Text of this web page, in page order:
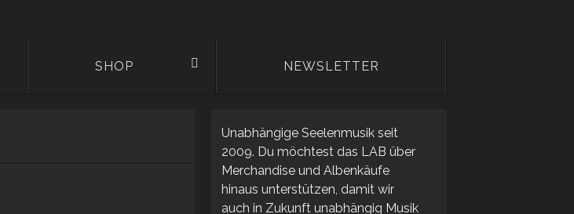
SHOP NEWSLETTER
Unabhängige Seelenmusik seit
2009. Du möchtest das LAB über
Merchandise und Albenkäufe
hinaus unterstützen, damit wir
auch in Zukunft unabhängig Musik